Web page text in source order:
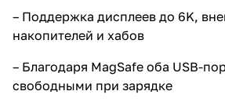
– Поддержка дисплеев до 6K,
накопителей и хабов
– Благодаря MagSafe оба USB-
свободными при зарядке